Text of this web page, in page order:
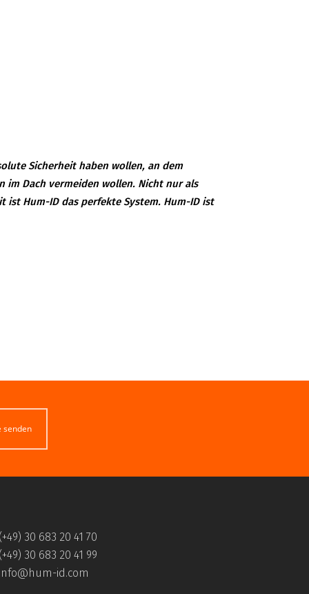
Sicherheit haben wollen, an dem
Dach vermeiden wollen. Nicht nur als
Hum-ID das perfekte System. Hum-ID ist
senden
30 683 20 41 70
30 683 20 41 99
id.com